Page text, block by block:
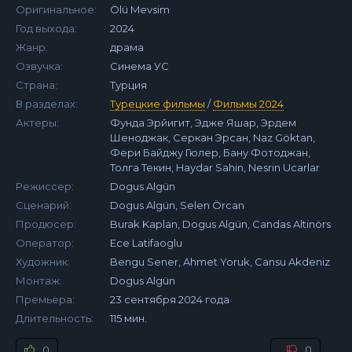
Оригинальное:
Ölü Mevsim
Год выхода:
2024
Жанр:
драма
Озвучка:
Синема УС
Страна:
Турция
В разделах:
Турецкие фильмы /Фильмы 2024
Актеры:
Фунда Эрйигит, Эдже Яшар, Эрдем
Шеноджак, Серкан Эрсан, Naz Göktan,
Фери Байджу Гюлер, Бану Фотоджан,
Толга Текин, Haydar Sahin, Nesrin Ucarlar
Режиссер:
Dogus Algün
Сценарий:
Dogus Algün, Selen Örcan
Продюсер:
Burak Kaplan, Dogus Algün, Candas Altinörs
Оператор:
Ece Latifaoglu
Художник:
Bengu Sener, Ahmet Yoruk, Cansu Akdeniz
Монтаж:
Dogus Algün
Премьера:
23 сентября 2024 года
Длительность:
115 мин.